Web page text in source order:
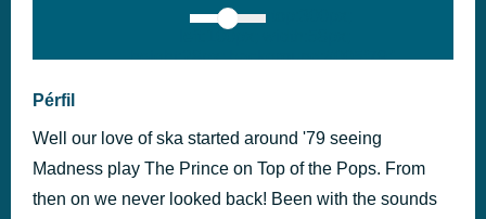
height:28px; background:#005f79;'
Pérfil
Well our love of ska started around '79 seeing
Madness play The Prince on Top of the Pops. From
then on we never looked back! Been with the sounds